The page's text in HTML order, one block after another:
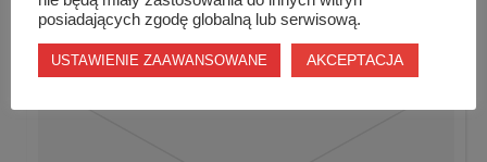
posiadających zgodę globalną lub serwisową.
USTAWIENIE ZAAWANSOWANE AKCEPTACJA